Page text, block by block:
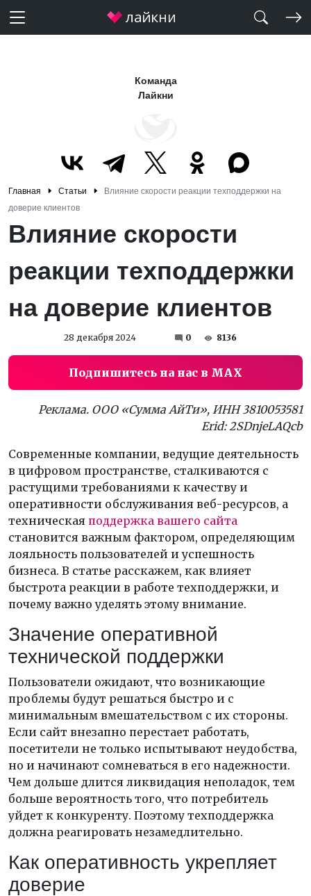
Команда
Лайкни
Главная Статьи
Влияние скорости реакции техподдержки на
доверие клиентов
Влияние скорости
реакции техподдержки
на доверие клиентов
28 декабря 2024 0 8136
Подпишитесь на нас в MAX
Реклама. ООО «Сумма АйТи», ИНН 3810053581
Erid: 2SDnjeLAQcb
Современные компании, ведущие деятельность
в цифровом пространстве, сталкиваются с
растущими требованиями к качеству и
оперативности обслуживания веб-ресурсов, а
техническая поддержка вашего сайта
становится важным фактором, определяющим
лояльность пользователей и успешность
бизнеса. В статье расскажем, как влияет
быстрота реакции в работе техподдержки, и
почему важно уделять этому внимание.
Значение оперативной
технической поддержки
Пользователи ожидают, что возникающие
проблемы будут решаться быстро и с
минимальным вмешательством с их стороны.
Если сайт внезапно перестает работать,
посетители не только испытывают неудобства,
но и начинают сомневаться в его надежности.
Чем дольше длится ликвидация неполадок, тем
больше вероятность того, что потребитель
уйдет к конкуренту. Поэтому техподдержка
должна реагировать незамедлительно.
Как оперативность укрепляет
доверие